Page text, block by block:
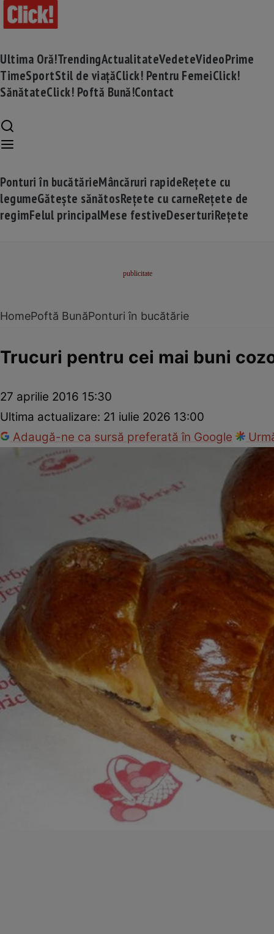
Ultima Oră!TrendingActualitateVedeteVideoPrime
TimeSportStil de viațăClick! Pentru FemeiClick!
SănătateClick! Poftă Bună!Contact
Ponturi în bucătărieMâncăruri rapideRețete cu
legumeGătește sănătosRețete cu carneRețete de
regimFelul principalMese festiveDeserturiRețete
HomePoftă BunăPonturi în bucătărie
Trucuri pentru cei mai buni
27 aprilie 2016 15:30
Ultima actualizare: 21 iulie 2026 13:00
Adaugă-ne ca sursă preferată în Google